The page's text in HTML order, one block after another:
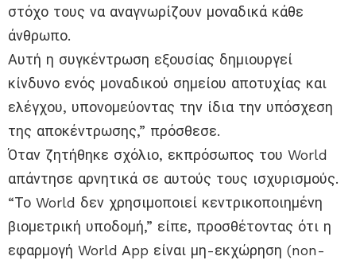
στόχο τους να αναγνωρίζουν μοναδικά κάθε
άνθρωπο.
Αυτή η συγκέντρωση εξουσίας δημιουργεί
κίνδυνο ενός μοναδικού σημείου αποτυχίας και
ελέγχου, υπονομεύοντας την ίδια την υπόσχεση
της αποκέντρωσης,” πρόσθεσε.
Όταν ζητήθηκε σχόλιο, εκπρόσωπος του World
απάντησε αρνητικά σε αυτούς τους ισχυρισμούς.
“Το World δεν χρησιμοποιεί κεντρικοποιημένη
βιομετρική υποδομή,” είπε, προσθέτοντας ότι η
εφαρμογή World App είναι μη-εκχώρηση (non-